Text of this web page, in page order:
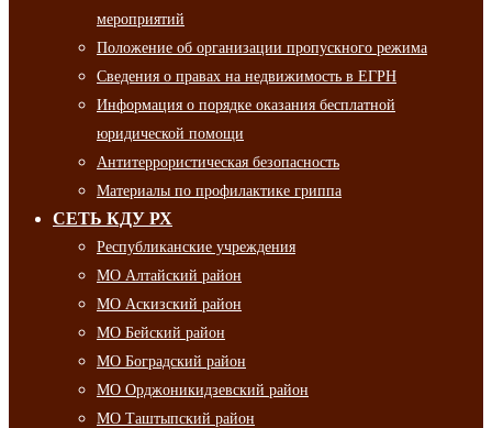
мероприятий
Положение об организации пропускного режима
Сведения о правах на недвижимость в ЕГРН
Информация о порядке оказания бесплатной
юридической помощи
Антитеррористическая безопасность
Материалы по профилактике гриппа
СЕТЬ КДУ РХ
Республиканские учреждения
МО Алтайский район
МО Аскизский район
МО Бейский район
МО Боградский район
МО Орджоникидзевский район
МО Таштыпский район